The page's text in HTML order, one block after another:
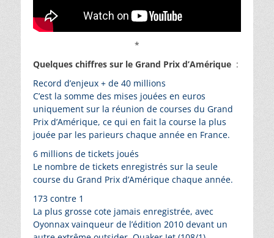
*
Quelques chiffres sur le Grand Prix d’Amérique :
Record d’enjeux + de 40 millions
C’est la somme des mises jouées en euros
uniquement sur la réunion de courses du Grand
Prix d’Amérique, ce qui en fait la course la plus
jouée par les parieurs chaque année en France.
6 millions de tickets joués
Le nombre de tickets enregistrés sur la seule
course du Grand Prix d’Amérique chaque année.
173 contre 1
La plus grosse cote jamais enregistrée, avec
Oyonnax vainqueur de l’édition 2010 devant un